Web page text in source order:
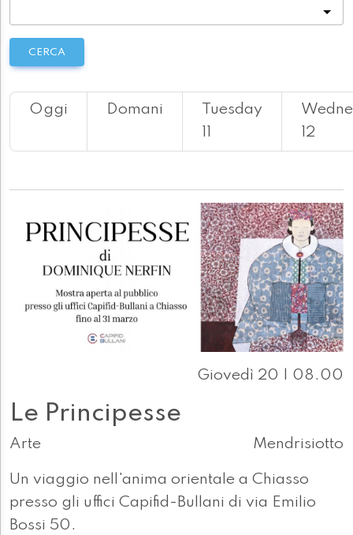
CERCA
Oggi Domani
Tuesday
11
12
Giovedì 20 | 08.00
Le Principesse
Arte Mendrisiotto
Un viaggio nell'anima orientale a Chiasso
presso gli uffici Capifid-Bullani di via Emilio
Bossi 50.